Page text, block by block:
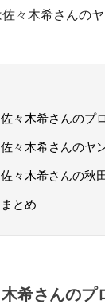
々木希さんの
佐々木希さんのプ
佐々木希さんのヤ
佐々木希さんの秋
まとめ
希さんのプ